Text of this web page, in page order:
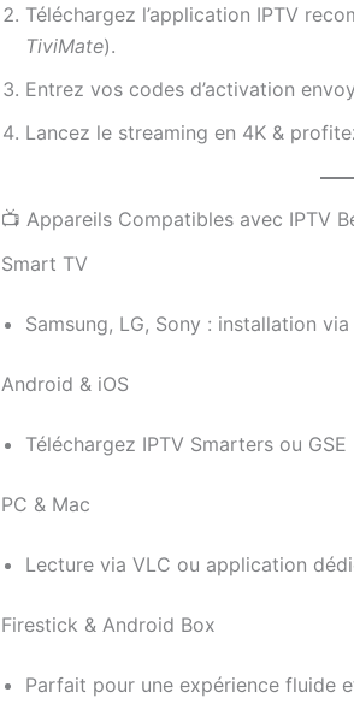
Téléchargez l’application IPTV
TiviMate).
Entrez vos codes d’activation
Lancez le streaming en 4K &
📺 Appareils Compatibles avec IPTV
Smart TV
Samsung, LG, Sony : installation via
Android & iOS
Téléchargez IPTV Smarters ou GSE
PC & Mac
Lecture via VLC ou application
Firestick & Android Box
Parfait pour une expérience fluide